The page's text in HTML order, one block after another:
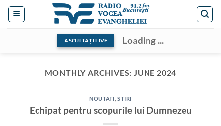
Skip
ASCULTAȚI LIVE Loading ...
MONTHLY ARCHIVES:JUNE 2024
NOUTATI ,STIRI
Echipat pentru scopurile lui Dumnezeu